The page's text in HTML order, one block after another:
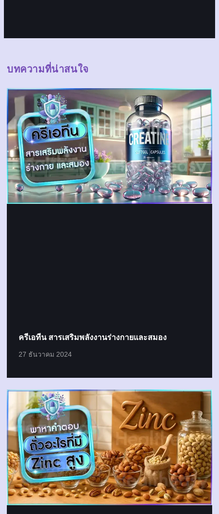
บทความที่น่าสนใจ
ครีเอทีน สารเสริมพลังงานร่างกายและสมอง
27 ธันวาคม 2024